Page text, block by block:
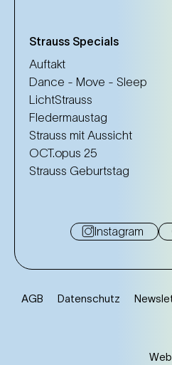
Strauss Specials
Auftakt
Dance - Move - Sleep
LichtStrauss
Fledermaustag
Strauss mit Aussicht
OCT.opus 25
Strauss Geburtstag
Instagram
AGB Datenschutz